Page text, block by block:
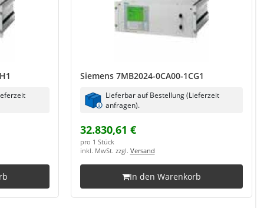
Siemens 7MB2024-0CA00-1CG1
Lieferbar auf Bestellung (Lieferzeit
anfragen).
32.830,61 €
pro 1 Stück
inkl. MwSt. zzgl. Versand
In den Warenkorb